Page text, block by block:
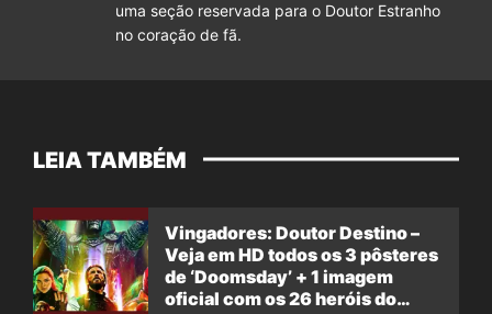
uma seção reservada para o Doutor Estranho
no coração de fã.
LEIA TAMBÉM
Vingadores: Doutor Destino –
Veja em HD todos os 3 pôsteres
de ‘Doomsday’ + 1 imagem
oficial com os 26 heróis do